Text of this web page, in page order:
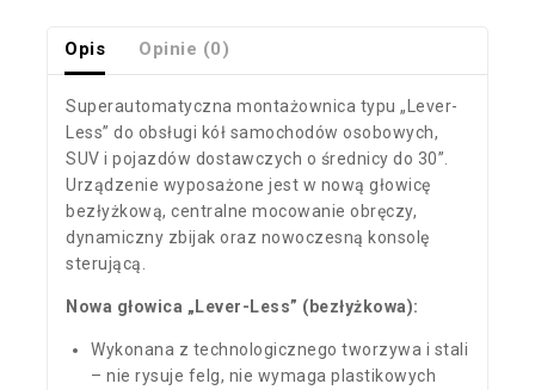
Opis Opinie (0)
Superautomatyczna montażownica typu „Lever-
Less” do obsługi kół samochodów osobowych,
SUV i pojazdów dostawczych o średnicy do 30”.
Urządzenie wyposażone jest w nową głowicę
bezłyżkową, centralne mocowanie obręczy,
dynamiczny zbijak oraz nowoczesną konsolę
sterującą.
Nowa głowica „Lever-Less” (bezłyżkowa):
Wykonana z technologicznego tworzywa i stali
– nie rysuje felg, nie wymaga plastikowych